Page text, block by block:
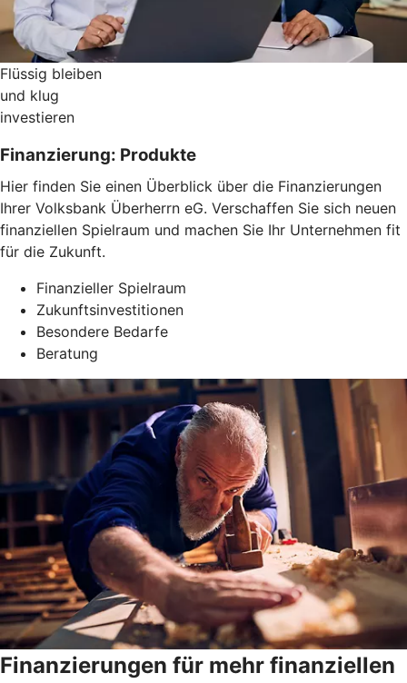
Flüssig bleiben
und klug
investieren
Finanzierung: Produkte
Hier finden Sie einen Überblick über die Finanzierungen
Ihrer Volksbank Überherrn eG. Verschaffen Sie sich neuen
finanziellen Spielraum und machen Sie Ihr Unternehmen fit
für die Zukunft.
Finanzieller Spielraum
Zukunftsinvestitionen
Besondere Bedarfe
Beratung
Finanzierungen für mehr finanziellen